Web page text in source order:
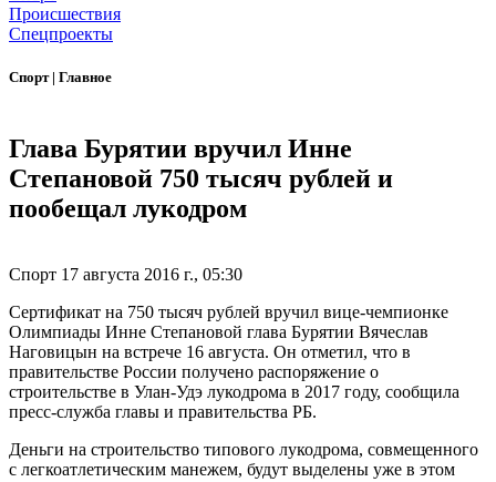
Происшествия
Спецпроекты
Спорт | Главное
Глава Бурятии вручил Инне
Степановой 750 тысяч рублей и
пообещал лукодром
Спорт 17 августа 2016 г., 05:30
Сертификат на 750 тысяч рублей вручил вице-чемпионке
Олимпиады Инне Степановой глава Бурятии Вячеслав
Наговицын на встрече 16 августа. Он отметил, что в
правительстве России получено распоряжение о
строительстве в Улан-Удэ лукодрома в 2017 году, сообщила
пресс-служба главы и правительства РБ.
Деньги на строительство типового лукодрома, совмещенного
с легкоатлетическим манежем, будут выделены уже в этом